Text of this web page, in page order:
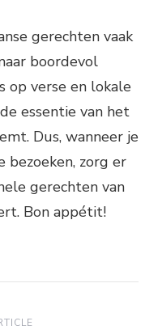
gerechten vaak
boordevol
op verse en lokale
essentie van het
Dus, wanneer je
bezoeken, zorg er
gerechten van
Bon appétit!